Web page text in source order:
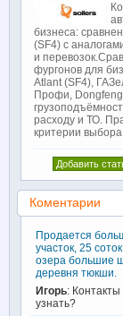
бизнеса:
(SF4) с
и
фургонов для
Atlant (SF4),
Профи,
расходу и ТО.
критерии
Добавить
Коментарии
Продается
участок, 25
озера большие
деревня тюкши.
Игорь: Контакты
узнать?